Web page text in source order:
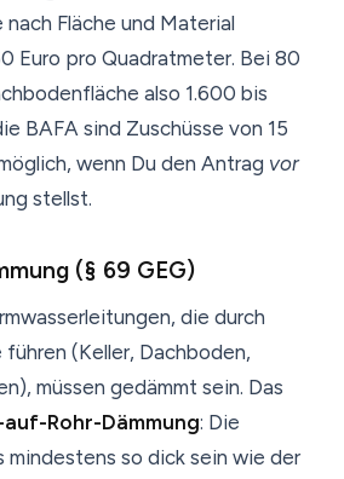
Fläche und Material
Euro pro Quadratmeter. Bei 80
also 1.600 bis
BAFA sind Zuschüsse von 15
wenn Du den Antrag vor
stellst.
(§ 69 GEG)
die durch
(Keller, Dachboden,
müssen gedämmt sein. Das
auf-Rohr-Dämmung: Die
mindestens so dick sein wie der